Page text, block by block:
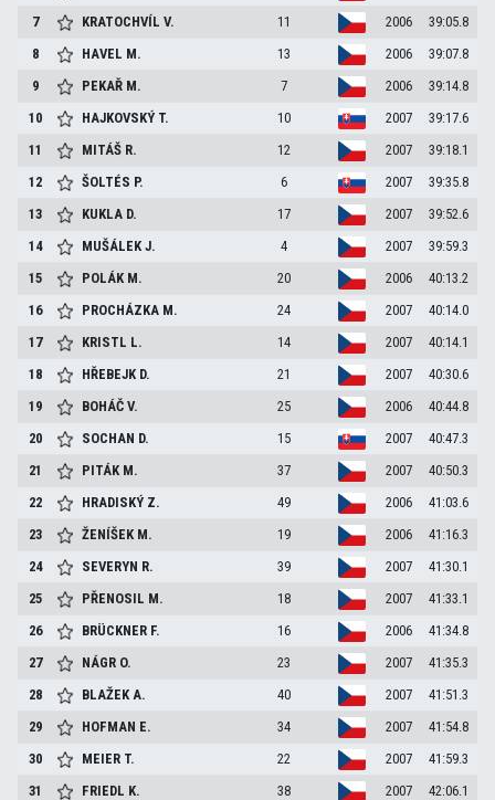
7
KRATOCHVÍLV. 11 2006
39:05.8
8
HAVEL M. 13 2006
39:07.8
9
PEKAŘ M. 7 2006
39:14.8
10
HAJKOVSKÝ T. 10 2007
39:17.6
11
MITÁŠ R. 12 2007
39:18.1
12
ŠOLTÉS P. 6 2007
39:35.8
13
KUKLA D. 17 2007
39:52.6
14
MUŠÁLEKJ. 4 2007
39:59.3
15
POLÁK M. 20 2006
40:13.2
16
PROCHÁZKA M. 24 2007
40:14.0
17
KRISTL L. 14 2007
40:14.1
18
HŘEBEJK D. 21 2007
40:30.6
19
BOHÁČV. 25 2006
40:44.8
20
SOCHAN D. 15 2007
40:47.3
21
PITÁK M. 37 2007
40:50.3
22
HRADISKÝ Z. 49 2006
41:03.6
23
ŽENÍŠEK M. 19 2006
41:16.3
24
SEVERYN R. 39 2007
41:30.1
25
PŘENOSIL M. 18 2007
41:33.1
26
BRÜCKNER F. 16 2006
41:34.8
27
NÁGR O. 23 2007
41:35.3
28
BLAŽEKA. 40 2007
41:51.3
29
HOFMAN E. 34 2007
41:54.8
30
MEIER T. 22 2007
41:59.3
31
FRIEDL K. 38 2007
42:06.1